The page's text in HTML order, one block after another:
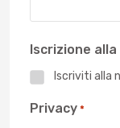
Iscrizione
Iscriviti alla
Privacy *